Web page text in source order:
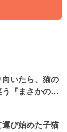
いたら、猫の
う『まさかの…
び始めた子猫